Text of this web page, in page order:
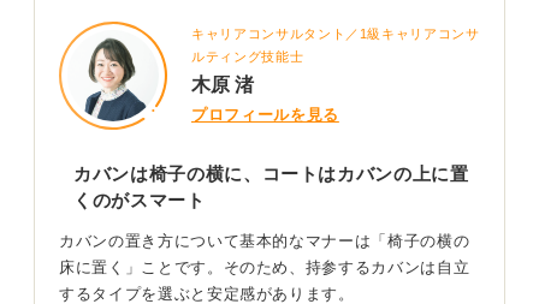
キャリアコンサルタント／1級キャリアコンサ
ルティング技能士
木原 渚
プロフィールを見る
カバンは椅子の横に、コートはカバンの上に置
くのがスマート
カバンの置き方について基本的なマナーは「椅子の横の
床に置く」ことです。そのため、持参するカバンは自立
するタイプを選ぶと安定感があります。